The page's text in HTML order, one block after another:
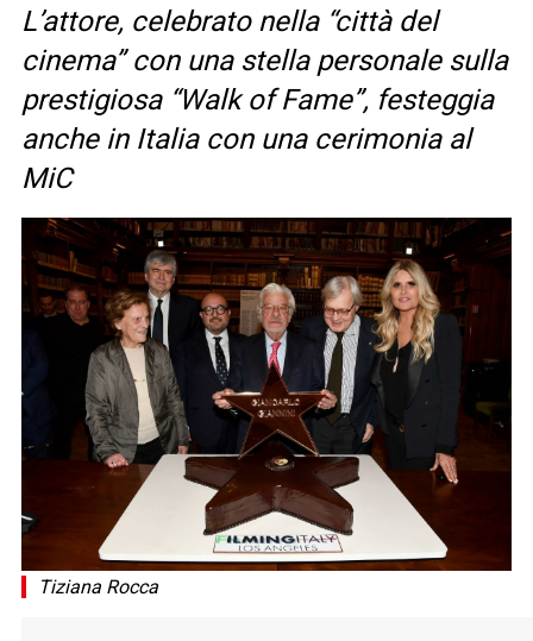
L’attore, celebrato nella “città del
cinema” con una stella personale sulla
prestigiosa “Walk of Fame”, festeggia
anche in Italia con una cerimonia al
MiC
Tiziana Rocca